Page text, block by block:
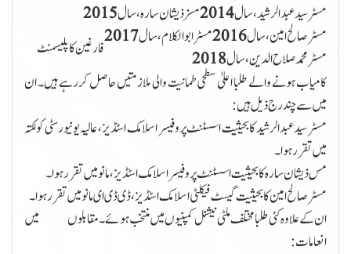
مسٹر سید عبدالرشید، سال2014مسز ذیشان سارہ، سال2015
مسٹر صالح امین، سال2016مسٹر ابوالکلام، سال2017
مسٹر محمد صلاح الدین ، سال2018
فارغین کا پلیسمنٹ
کامیاب ہونے والے طلبا اعلیٰ سطحی طمانیت والی ملازمتیں حاصل کررہے ہیں۔ ان
میں سے چند رج ذیل ہیں:
مسٹر سید عبدالرشید کا بحیثیت اسسٹنٹ پروفیسر اسلامک اسٹڈیز ، عالیہ یونیورسٹی کولکتہ
میں تقررہوا۔
مس ذیشان سارہ کا بحیثیت اسسٹنٹ پروفیسر اسلامک اسٹڈیز، مانو میں تقررہوا۔
مسٹر صالح امین کا بحیثیت گیسٹ فیکلٹی اسلامک اسٹڈیز،ڈی ڈی ای مانو میں تقررہوا۔
ان کے علاوہ کئی طلبا مختلف ملٹی نیشنل کمپنیوں میں منتخب ہوئے۔مقابلوں میں
انعامات: